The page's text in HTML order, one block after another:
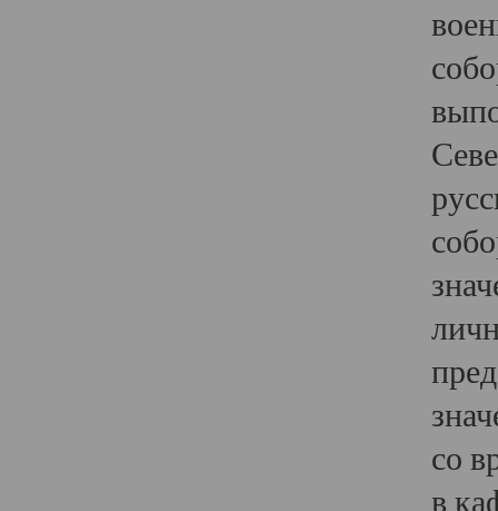
со
в